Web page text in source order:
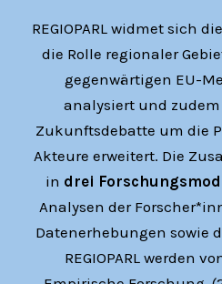
REGIOPARL widmet sich
die Rolle regionaler
gegenwärtigen EU-
analysiert und
Zukunftsdebatte um die
Akteure erweitert. Die
in drei
Analysen der
Datenerhebungen sowie
REGIOPARL werden